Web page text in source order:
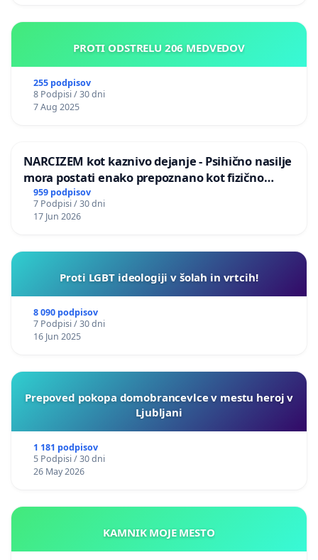
PROTI ODSTRELU 206 MEDVEDOV
255 podpisov
8 Podpisi / 30 dni
7 Aug 2025
NARCIZEM kot kaznivo dejanje - Psihično nasilje
mora postati enako prepoznano kot fizično
nasilje
959 podpisov
7 Podpisi / 30 dni
17 Jun 2026
Proti LGBT ideologiji v šolah in vrtcih!
8 090 podpisov
7 Podpisi / 30 dni
16 Jun 2025
Prepoved pokopa domobrancevlce v mestu heroj v
Ljubljani
1 181 podpisov
5 Podpisi / 30 dni
26 May 2026
KAMNIK MOJE MESTO